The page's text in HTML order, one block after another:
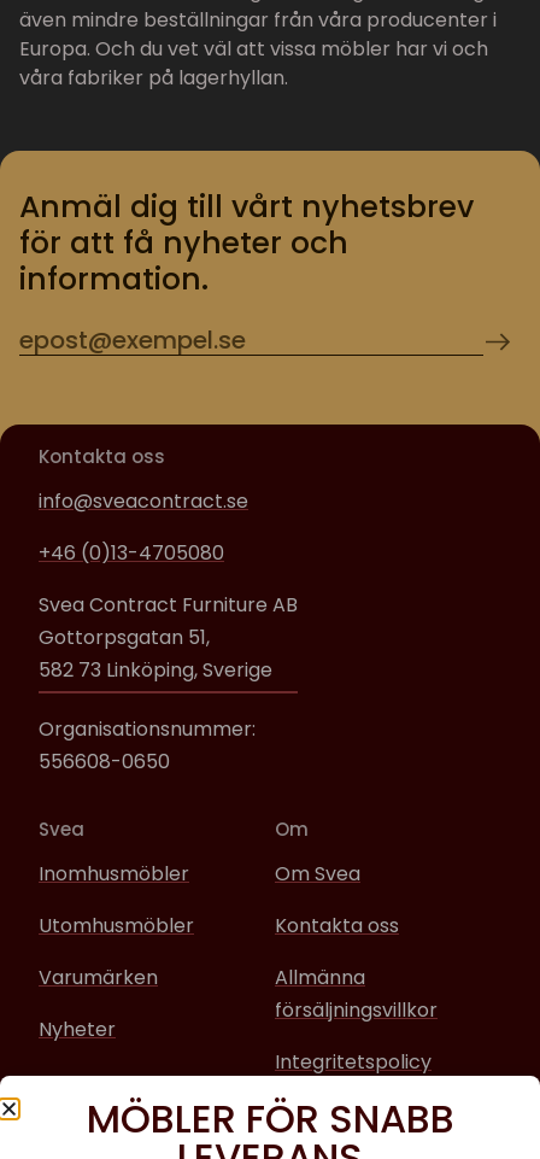
även mindre beställningar från våra producenter i
Europa. Och du vet väl att vissa möbler har vi och
våra fabriker på lagerhyllan.
Anmäl dig till vårt nyhetsbrev
för att få nyheter och
information.
Kontakta oss
info@sveacontract.se
+46 (0)13-4705080
Svea Contract Furniture AB
Gottorpsgatan 51,
582 73 Linköping, Sverige
Organisationsnummer:
556608-0650
Svea
Inomhusmöbler
Utomhusmöbler
Varumärken
Nyheter
Om
Om Svea
Kontakta oss
Allmänna
försäljningsvillkor
Integritetspolicy
Sociala media
MÖBLER FÖR SNABB